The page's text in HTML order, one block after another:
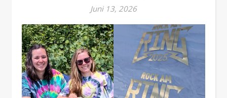
Juni 13, 2026